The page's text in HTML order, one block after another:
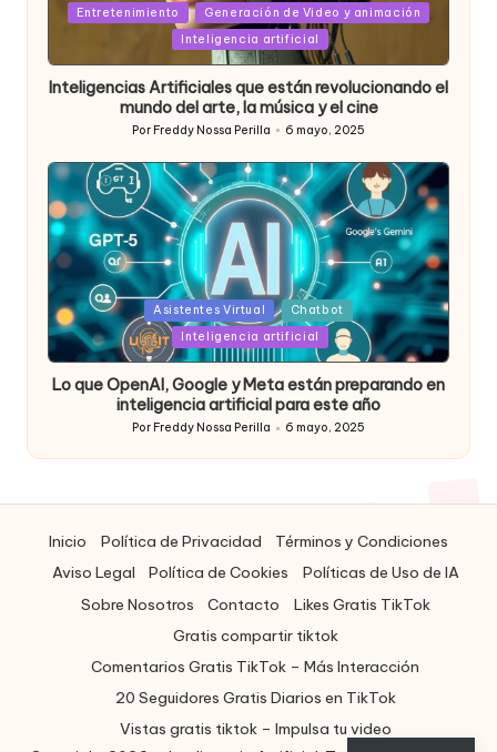
Posted
Entretenimiento
Generación de Video y animación
Inteligencia artificial
Inteligencias Artificiales que están revolucionando el
mundo del arte, la música y el cine
Publicado
por
Por Freddy Nossa Perilla 6 mayo, 2025
Posted
in
Asistentes Virtual
Chatbot
Inteligencia artificial
Lo que OpenAI, Google y Meta están preparando en
inteligencia artificial para este año
Publicado
por
Por Freddy Nossa Perilla 6 mayo, 2025
Inicio Política de Privacidad
Términos y Condiciones
Aviso Legal
Política de Cookies
Políticas de Uso de IA
Sobre Nosotros
Contacto
Likes Gratis TikTok
Gratis compartir tiktok
Comentarios Gratis TikTok – Más Interacción
20 Seguidores Gratis Diarios en TikTok
Vistas gratis tiktok – Impulsa tu video